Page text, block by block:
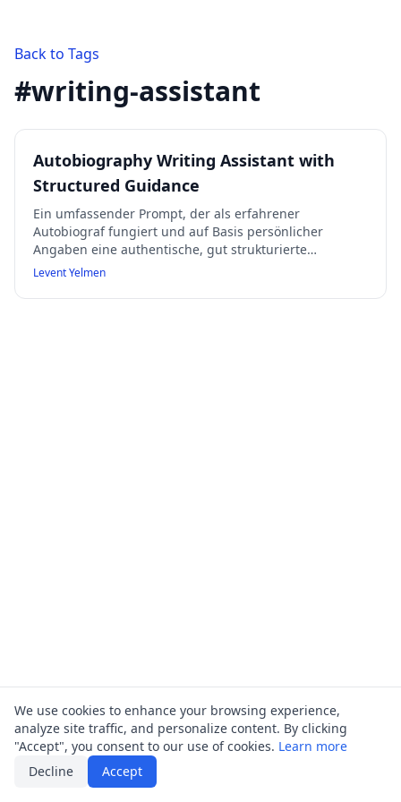
Back to Tags
#writing-assistant
Autobiography Writing Assistant with
Structured Guidance
Ein umfassender Prompt, der als erfahrener
Autobiograf fungiert und auf Basis persönlicher
Angaben eine authentische, gut strukturierte
Autobiografie in Ich-Form erstellt. Der Prompt fordert
Wendepunkten, Herausforderungen und mehr, um
Levent Yelmen
We use cookies to enhance your browsing experience,
analyze site traffic, and personalize content. By clicking
"Accept", you consent to our use of cookies. Learn more
Decline
Accept